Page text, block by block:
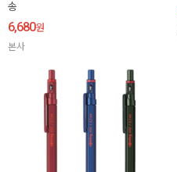
송
6,680원
본사